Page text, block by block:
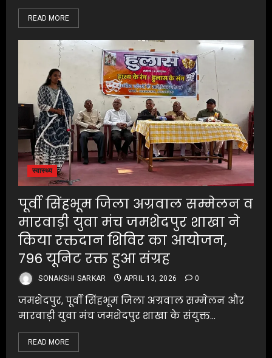
READ MORE
स्वास्थ्य
पूर्वी सिंहभूम जिला अग्रवाल सम्मेलन व
मारवाड़ी युवा मंच जमशेदपुर शाखा ने
किया रक्तदान शिविर का आयोजन,
796 यूनिट रक्त हुआ संग्रह
SONAKSHI SARKAR APRIL 13, 2026 0
जमशेदपुर, पूर्वी सिंहभूम जिला अग्रवाल सम्मेलन और
मारवाड़ी युवा मंच जमशेदपुर शाखा के संयुक्त...
READ MORE